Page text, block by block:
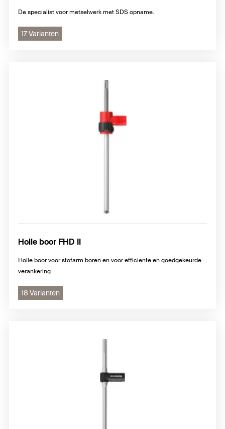
De specialist voor metselwerk met SDS opname.
17 Varianten
Holle boor FHD II
Holle boor voor stofarm boren en voor efficiënte en goedgekeurde
verankering.
18 Varianten